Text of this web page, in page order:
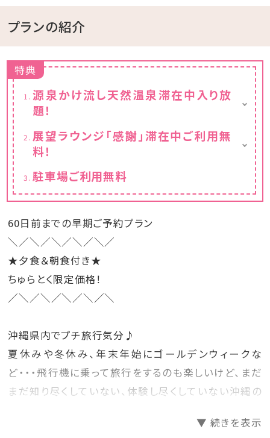
プランの紹介
特典
源泉かけ流し天然温泉滞在中入り放
題！
でご利用いただけます。
展望ラウンジ「感謝」滞在中ご利用無
料！
※チェックイン15:00～チェックアウト11:00ま
でご利用いただけます。
駐車場ご利用無料
60日前までの早期ご予約プラン
＼／＼／＼／＼／＼／
★夕食＆朝食付き★
ちゅらとく限定価格！
／＼／＼／＼／＼／＼
沖縄県内でプチ旅行気分♪
夏休みや冬休み、年末年始にゴールデンウィークな
ど・・・飛行機に乗って旅行をするのも楽しいけど、まだ
まだ知り尽くしていない、体験し尽くしていない沖縄の
そんな時には、早めに計画を立てて予約をするのがお
▼ 続きを表示